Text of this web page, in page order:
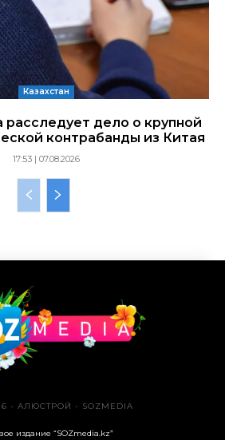
Казахстан
расследует дело о крупной
контрабанды из Китая
17:53 | 07.08.2026
- АЛЮСТРОЙ - SOZMEDIA
издание “SOZmedia.kz”